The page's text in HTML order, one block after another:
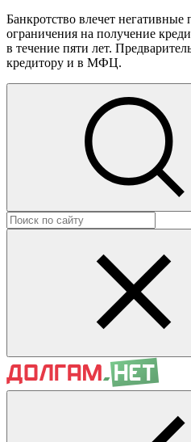
Банкротство влечет негативные
ограничения на получение
в течение пяти лет.
кредитору и в МФЦ.